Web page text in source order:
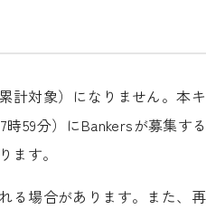
計対象）になりません。本
59分）にBankersが募集す
す。
場合があります。また、